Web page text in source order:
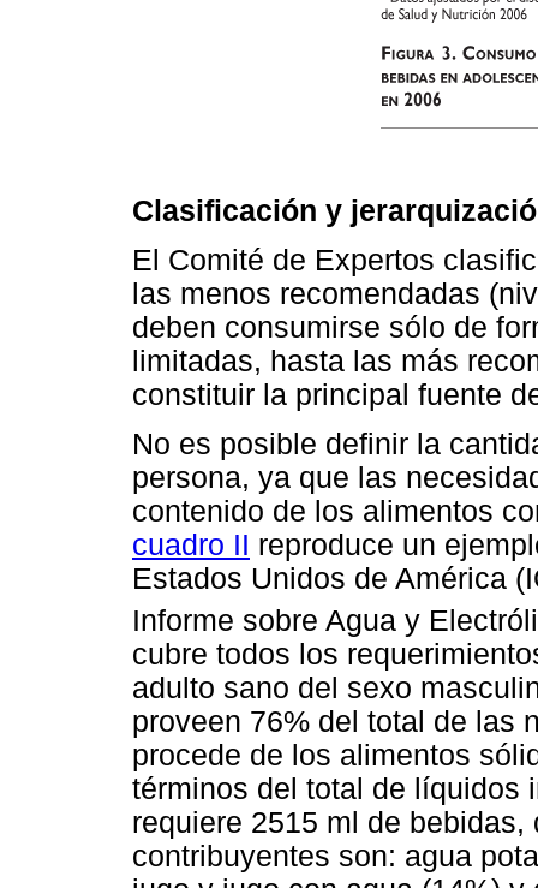
Clasificación y
El Comité de Expertos
las menos recomendadas
deben consumirse sólo de
limitadas, hasta las más
constituir la principal fuente
No es posible definir la
persona, ya que las
contenido de los alimentos
cuadro II reproduce un
Estados Unidos de América
Informe sobre Agua y
cubre todos los
adulto sano del sexo
proveen 76% del total de las
procede de los alimentos
términos del total de líquidos
requiere 2515 ml de
contribuyentes son: agua